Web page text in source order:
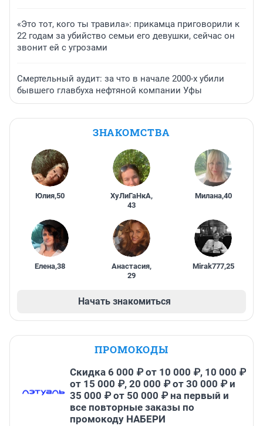
«Это тот, кого ты травила»: прикамца приговорили к
22 годам за убийство семьи его девушки, сейчас он
звонит ей с угрозами
Смертельный аудит: за что в начале 2000-х убили
бывшего главбуха нефтяной компании Уфы
ЗНАКОМСТВА
Юлия,50 ХуЛиГаНкА,
43
Милана,40
Елена,38 Анастасия,
29
Mirak777,25
Начать знакомиться
ПРОМОКОДЫ
Скидка 6 000 ₽ от 10 000 ₽, 10 000 ₽
от 15 000 ₽, 20 000 ₽ от 30 000 ₽ и
35 000 ₽ от 50 000 ₽ на первый и
все повторные заказы по
промокоду НАБЕРИ